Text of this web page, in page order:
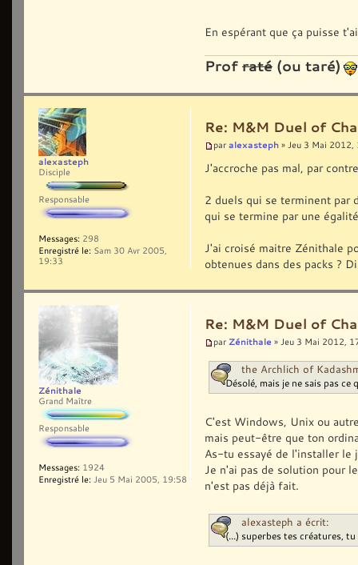
* Activation of
+ Exception reading
file:///C:/
manifest may not be
+ Il n'y avait pas
COMPONENT STORE
WARNINGS
There were no
OPERATION PROGRESS
* [03/05/2012
ERROR DETAILS
Following errors
* [03/05/2012
(ManifestParse)
- Exception reading
file:///C:/
- Source:
- Stack trace:
at
localPath,
at
subStore, Uri&
IDownloadNotification
serverInformation)
En espérant que ça puisse
Prof raté (ou taré)
Re: M&M Duel of
par alexasteph » Jeu 3 Mai 2012,
J'accroche pas mal, par
2 duels qui se terminent par
qui se termine par une
J'ai croisé maitre Zénithale
obtenues dans des packs ?
alexasteph
Disciple
Responsable
Messages: 298
Enregistré le: Sam 30 Avr 2005,
19:33
Re: M&M Duel of
par Zénithale » Jeu 3 Mai 2012,
the Archlich of
Désolé, mais je ne sais pas
C'est Windows, Unix ou
mais peut-être que ton
As-tu essayé de l'installer le
Je n'ai pas de solution pour
n'est pas déjà fait.
alexasteph a écrit:
(...) superbes tes créatures,
Zénithale
Grand Maître
Responsable
Messages: 1924
Enregistré le: Jeu 5 Mai 2005, 19:58